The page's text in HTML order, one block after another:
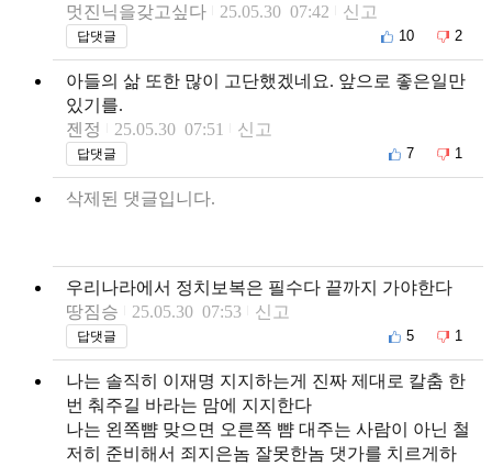
멋진닉을갖고싶다
25.05.30 07:42 신고
답댓글 10 2
아들의 삶 또한 많이 고단했겠네요. 앞으로 좋은일만
있기를.
젠정
25.05.30 07:51 신고
답댓글 7 1
삭제된 댓글입니다.
우리나라에서 정치보복은 필수다 끝까지 가야한다
땅짐승
25.05.30 07:53 신고
답댓글 5 1
나는 솔직히 이재명 지지하는게 진짜 제대로 칼춤 한
번 춰주길 바라는 맘에 지지한다
나는 왼쪽뺨 맞으면 오른쪽 뺨 대주는 사람이 아닌 철
저히 준비해서 죄지은놈 잘못한놈 댓가를 치르게하